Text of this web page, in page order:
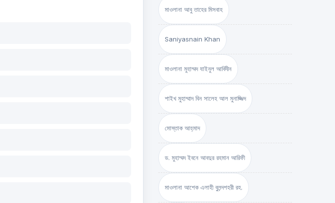
মাওলানা আবু তাহের মিসবাহ
Saniyasnain Khan
মাওলানা মুহাম্মদ যাইনুল আবিদীন
শাইখ মুহাম্মাদ বিন সালেহ আল মুনাজ্জিদ
মোস্তাক আহ্‌মাদ
ড. মুহাম্মদ ইবনে আবদুর রহমান আরিফী
মাওলানা আশেক এলাহী বুলন্দশহরী রহ.